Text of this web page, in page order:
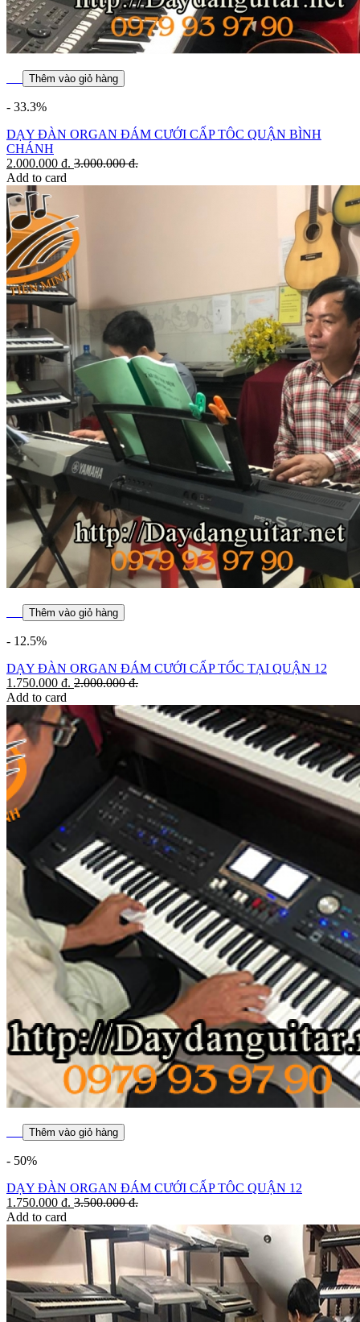
Thêm vào giỏ hàng
- 33.3%
DẠY ĐÀN ORGAN ĐÁM CƯỚI CẤP TÔC QUẬN BÌNH
CHÁNH
2.000.000 đ. 3.000.000đ.
Add to card
Thêm vào giỏ hàng
- 12.5%
DẠY ĐÀN ORGAN ĐÁM CƯỚI CẤP TỐC TẠI QUẬN 12
1.750.000 đ. 2.000.000đ.
Add to card
Thêm vào giỏ hàng
- 50%
DẠY ĐÀN ORGAN ĐÁM CƯỚI CẤP TÔC QUẬN 12
1.750.000 đ. 3.500.000đ.
Add to card